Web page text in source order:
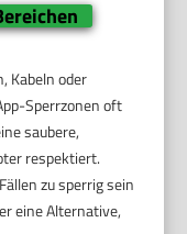
Kabeln oder
Sperrzonen oft
saubere,
respektiert.
zu sperrig sein
eine Alternative,